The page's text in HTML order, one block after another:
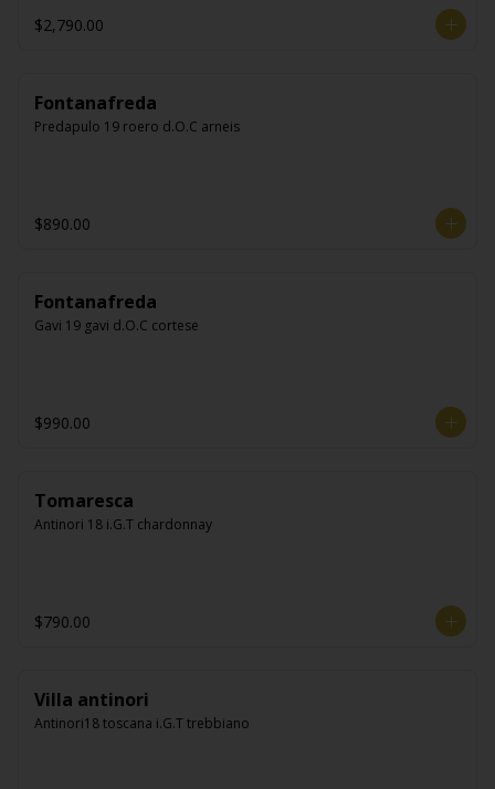
$2,790.00
Fontanafreda
Predapulo 19 roero d.O.C arneis
$890.00
Fontanafreda
Gavi 19 gavi d.O.C cortese
$990.00
Tomaresca
Antinori 18 i.G.T chardonnay
$790.00
Villa antinori
Antinori18 toscana i.G.T trebbiano